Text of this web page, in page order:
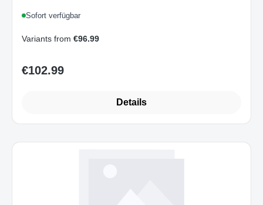
über Powerline, Wi-Fi Ac, Wi-Fi überall,
MAGIC 1 - 1200 Mbit/s WiFi Starter Kit
Sofort verfügbar
Variants from €96.99
Regular price:
€102.99
Details